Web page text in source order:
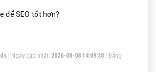
để SEO tốt hơn?
| Ngày cập nhật: 2026-08-08 14:09:38
Đăng